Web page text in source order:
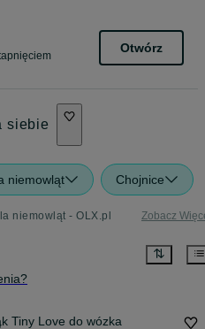
Otwórz
siebie
niemowląt Chojnice
niemowląt - OLX.pl Zobacz
Tiny Love do wózka